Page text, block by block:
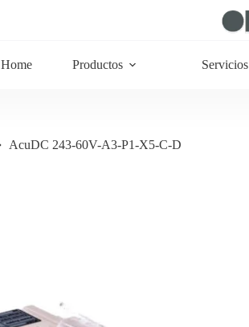
Home Productos Servicios
AcuDC 243-60V-A3-P1-X5-C-D